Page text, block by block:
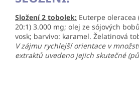
Složení 2 tobolek: Euterpe
20:1) 3.000 mg; olej ze sójových bobů
vosk; barvivo: karamel. Želatinová
V zájmu rychlejší orientace v
extraktů uvedeno jejich skutečné